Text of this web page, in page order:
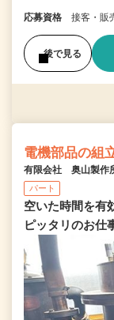
応募資格 接客・販
後で見る
電機部品の組
有限会社 奥山製作
パート
空いた時間を有
ピッタリのお仕